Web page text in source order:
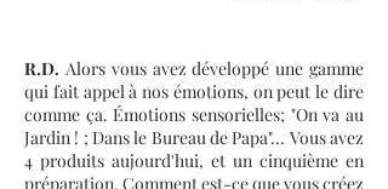
R.D. Alors vous avez développé une gamme
qui fait appel à nos émotions, on peut le dire
comme ça. Émotions sensorielles; "On va au
Jardin ! ; Dans le Bureau de Papa"... Vous avez
4 produits aujourd'hui, et un cinquième en
préparation. Comment est-ce que vous créez